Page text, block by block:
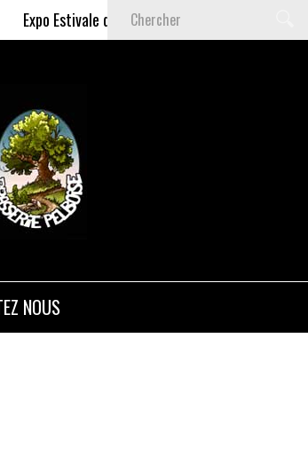
Expo Estivale de Céline DELAS - Du 9 Juillet au 6
NOUS